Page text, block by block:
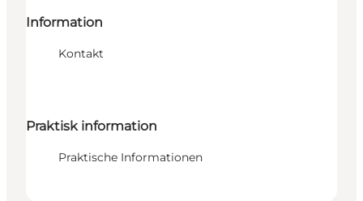
Information
Kontakt
Praktisk information
Praktische Informationen